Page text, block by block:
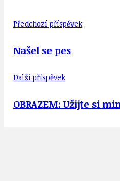
Předchozí příspěvek
Našel se pes
Další příspěvek
OBRAZEM: Užijte si